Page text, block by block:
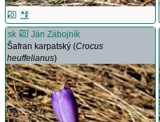
sk
Ján Zábojník
Šafran karpatský (Crocus
heuffelianus)